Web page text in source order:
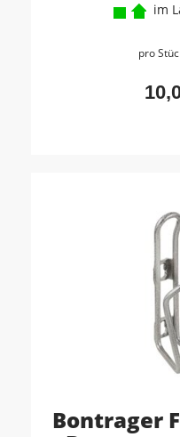
im
pro
Bontrager